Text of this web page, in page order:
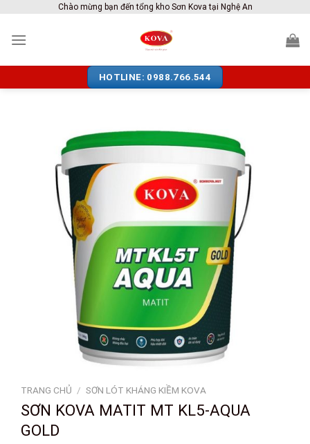
content
Chào mừng bạn đến tổng kho Sơn Kova tại Nghệ An
HOTLINE: 0988.766.544
TRANG CHỦ / SƠN LÓT KHÁNG KIỀM KOVA
SƠN KOVA MATIT MT KL5-AQUA
GOLD